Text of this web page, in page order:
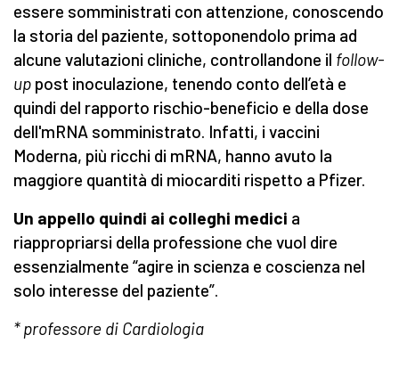
essere somministrati con attenzione, conoscendo
la storia del paziente, sottoponendolo prima ad
alcune valutazioni cliniche, controllandone il follow-
up post inoculazione, tenendo conto dell’età e
quindi del rapporto rischio-beneficio e della dose
dell'mRNA somministrato. Infatti, i vaccini
Moderna, più ricchi di mRNA, hanno avuto la
maggiore quantità di miocarditi rispetto a Pfizer.
Un appello quindi ai colleghi medici a
riappropriarsi della professione che vuol dire
essenzialmente “agire in scienza e coscienza nel
solo interesse del paziente”.
* professore di Cardiologia